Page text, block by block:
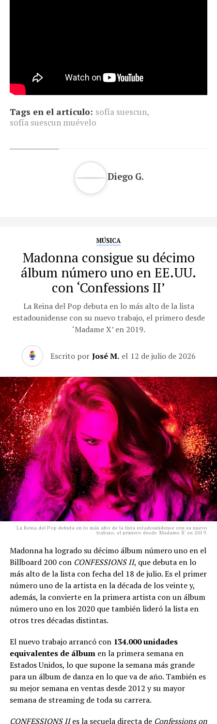
Tags en el artículo: sofía suescun,
sofía suescun muévelo
Diego G.
MÚSICA
Madonna consigue su décimo
álbum número uno en EE.UU.
con ‘Confessions II’
La Reina del Pop debuta en lo más alto de la lista
estadounidense con su nuevo trabajo, el primero desde
‘Madame X’ en 2019.
Escrito por José M. el 12 de julio de 2026
La Reina del Pop debuta en lo más alto de la lista estadounidense con su nuevo
trabajo, el primero desde 'Madame X' en 2019.
Madonna ha logrado su décimo álbum número uno en el
Billboard 200 con CONFESSIONS II, que debuta en lo
más alto de la lista con fecha del 18 de julio. Es el primer
número uno de la artista en la década de los veinte y,
además, la convierte en la primera artista con un álbum
número uno en los 2020 que también lideró la lista en
otros tres décadas distintas.
El nuevo trabajo arrancó con 134.000 unidades
equivalentes de álbum en la primera semana en
Estados Unidos, lo que supone la semana más grande
para un álbum de danza en lo que va de año. También es
su mejor semana en ventas desde 2012 y su mayor
semana de streaming de toda su carrera.
CONFESSIONS IIes la secuela directa de Confessions on